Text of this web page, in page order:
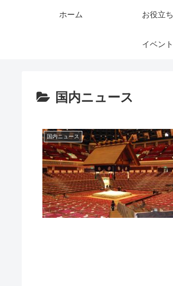
ホーム お役立ち
イベント
国内ニュース
国内ニュース